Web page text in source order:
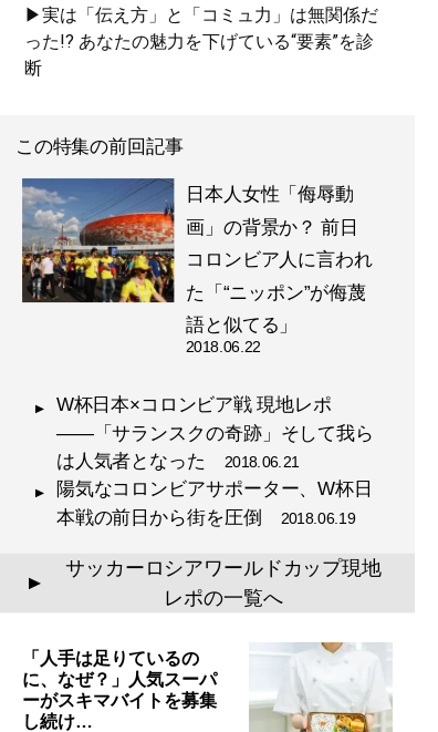
▶実は「伝え方」と「コミュ力」は無関係だ
った!? あなたの魅力を下げている“要素”を診
断
この特集の前回記事
日本人女性「侮辱動
画」の背景か？ 前日
コロンビア人に言われ
た「“ニッポン”が侮蔑
語と似てる」
2018.06.22
W杯日本×コロンビア戦 現地レポ
――「サランスクの奇跡」そして我ら
は人気者となった 2018.06.21
陽気なコロンビアサポーター、W杯日
本戦の前日から街を圧倒
2018.06.19
▲
サッカーロシアワールドカップ現地
レポの一覧へ
「人手は足りているの
に、なぜ？」人気スーパ
ーがスキマバイトを募集
し続け…